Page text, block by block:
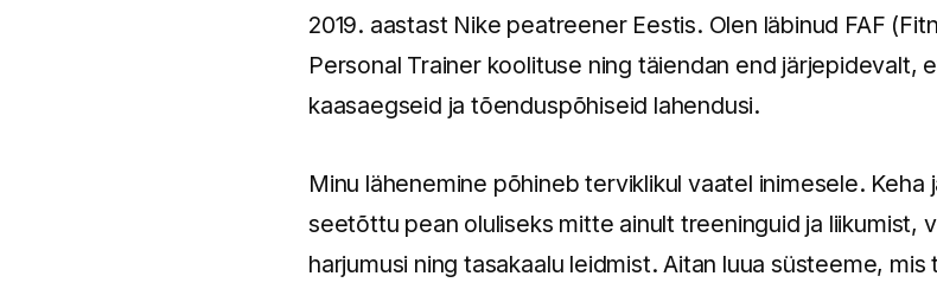
2019. aastast Nike peatreener Eestis. Olen läbinud FAF
Personal Trainer koolituse ning täiendan end järjepidevalt,
kaasaegseid ja tõenduspõhiseid lahendusi.
Minu lähenemine põhineb terviklikul vaatel inimesele.
seetõttu pean oluliseks mitte ainult treeninguid ja liikumist,
harjumusi ning tasakaalu leidmist. Aitan luua süsteeme, mis